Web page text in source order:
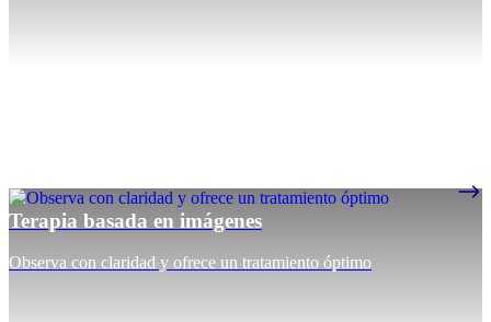
Terapia basada en imágenes
Observa con claridad y ofrece un tratamiento óptimo